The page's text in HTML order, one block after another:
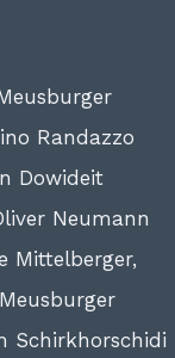
Randazzo
Dowideit
Neumann
Mittelberger,
Schirkhorschidi